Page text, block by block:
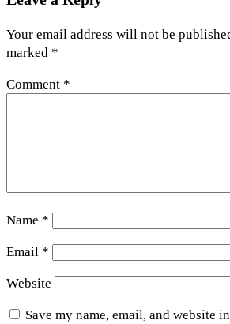
Your email address will not be
marked *
Comment *
Name *
Email *
Website
Save my name, email, and website